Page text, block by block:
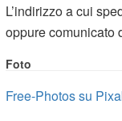
L’indirizzo a cui
oppure comunicato
Foto
Free-Photos su